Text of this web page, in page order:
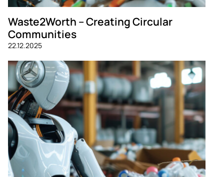
Waste2Worth – Creating Circular
Communities
22.12.2025